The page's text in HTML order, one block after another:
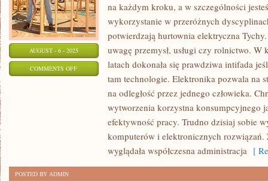
AUGUST - 6 - 2025
COMMENTS OFFON
HURTOWNIA
ELEKTRONIKI
na każdym kroku, a w szczególności
wykorzystanie w przeróżnych
potwierdzają hurtownia elektryczna
uwagę przemysł, usługi czy rolnictwo. W
latach dokonała się prawdziwa intifada
tam technologie. Elektronika pozwala na
na odległość przez jednego człowieka.
wytworzenia korzystna konsumpcyjnego
efektywność pracy. Trudno dzisiaj sobie
komputerów i elektronicznych rozwiązań.
wyglądała współczesna administracja [
POSTED BY ADMIN